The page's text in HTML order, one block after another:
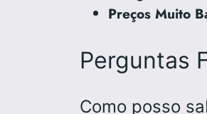
Preços Muito
Perguntas
Como posso